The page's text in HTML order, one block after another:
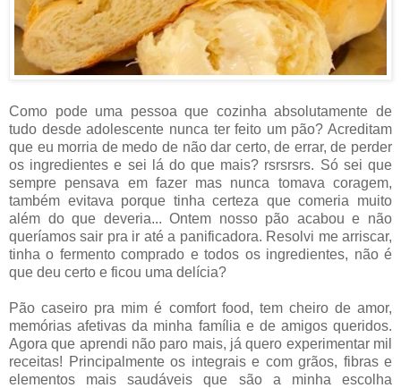
Como pode uma pessoa que cozinha absolutamente de
tudo desde adolescente nunca ter feito um pão? Acreditam
que eu morria de medo de não dar certo, de errar, de perder
os ingredientes e sei lá do que mais? rsrsrsrs. Só sei que
sempre pensava em fazer mas nunca tomava coragem,
também evitava porque tinha certeza que comeria muito
além do que deveria... Ontem nosso pão acabou e não
queríamos sair pra ir até a panificadora. Resolvi me arriscar,
tinha o fermento comprado e todos os ingredientes, não é
que deu certo e ficou uma delícia?
Pão caseiro pra mim é comfort food, tem cheiro de amor,
memórias afetivas da minha família e de amigos queridos.
Agora que aprendi não paro mais, já quero experimentar mil
receitas! Principalmente os integrais e com grãos, fibras e
elementos mais saudáveis que são a minha escolha